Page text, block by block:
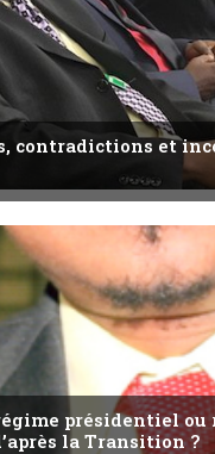
contradictions et
présidentiel
la Transition ?